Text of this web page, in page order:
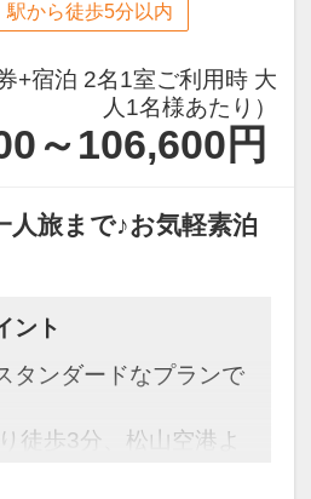
駅から徒歩5分以内
+宿泊 2名1室ご利用時 大
人1名様あたり）
～106,600 円
人旅まで♪お気軽素泊
ント
タンダードなプランで
徒歩3分、松山空港よ